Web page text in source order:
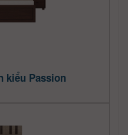
kiểu Passion